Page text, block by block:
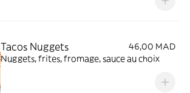
Tacos Nuggets
46,00 MAD
Nuggets, frites, fromage, sauce au choix